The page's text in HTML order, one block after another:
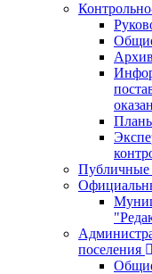
Публичные
поселения